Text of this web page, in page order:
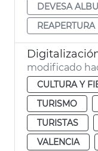
DEVESA
REAPERTURA
modificado
CULTURA Y
TURISMO
TURISTAS
VALENCIA